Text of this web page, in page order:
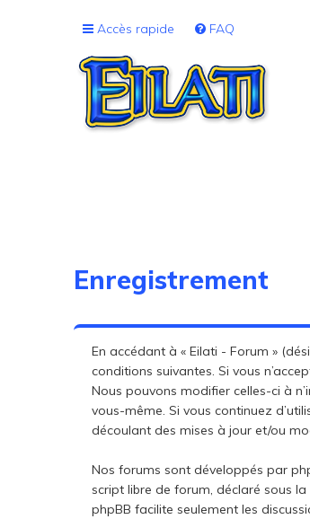
Accès rapide FAQ
Enregistrement
En accédant à « Eilati - Forum »
conditions suivantes. Si vous
Nous pouvons modifier celles-ci à
vous-même. Si vous continuez
découlant des mises à jour et/ou
Nos forums sont développés par
script libre de forum, déclaré sous la
phpBB facilite seulement les